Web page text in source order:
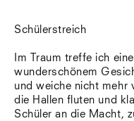
Schülerstreich
Im Traum treffe ich
wunderschönem
und weiche nicht mehr
die Hallen fluten und
Schüler an die Macht,